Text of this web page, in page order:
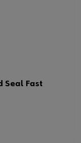
Seal Fast